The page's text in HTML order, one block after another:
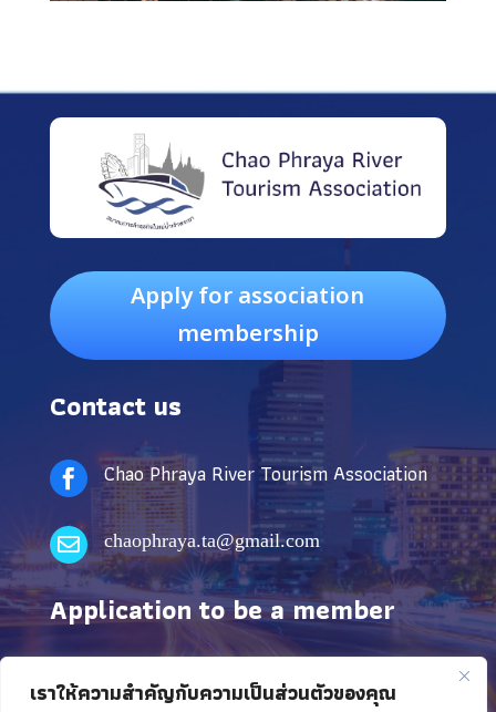
เราให้ความสำคัญกับความเป็นส่วนตัวของคุณ
Apply for association
membership
Contact us
 Chao Phraya River Tourism Association
 chaophraya.ta@gmail.com
Application to be a member
The Association is driven by the vision of being a